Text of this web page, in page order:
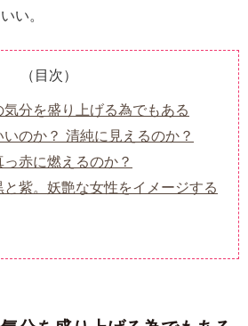
い。
（目次）
分を盛り上げる為でもある
のか？ 清純に見えるのか？
赤に燃えるのか？
紫。妖艶な女性をイメージする